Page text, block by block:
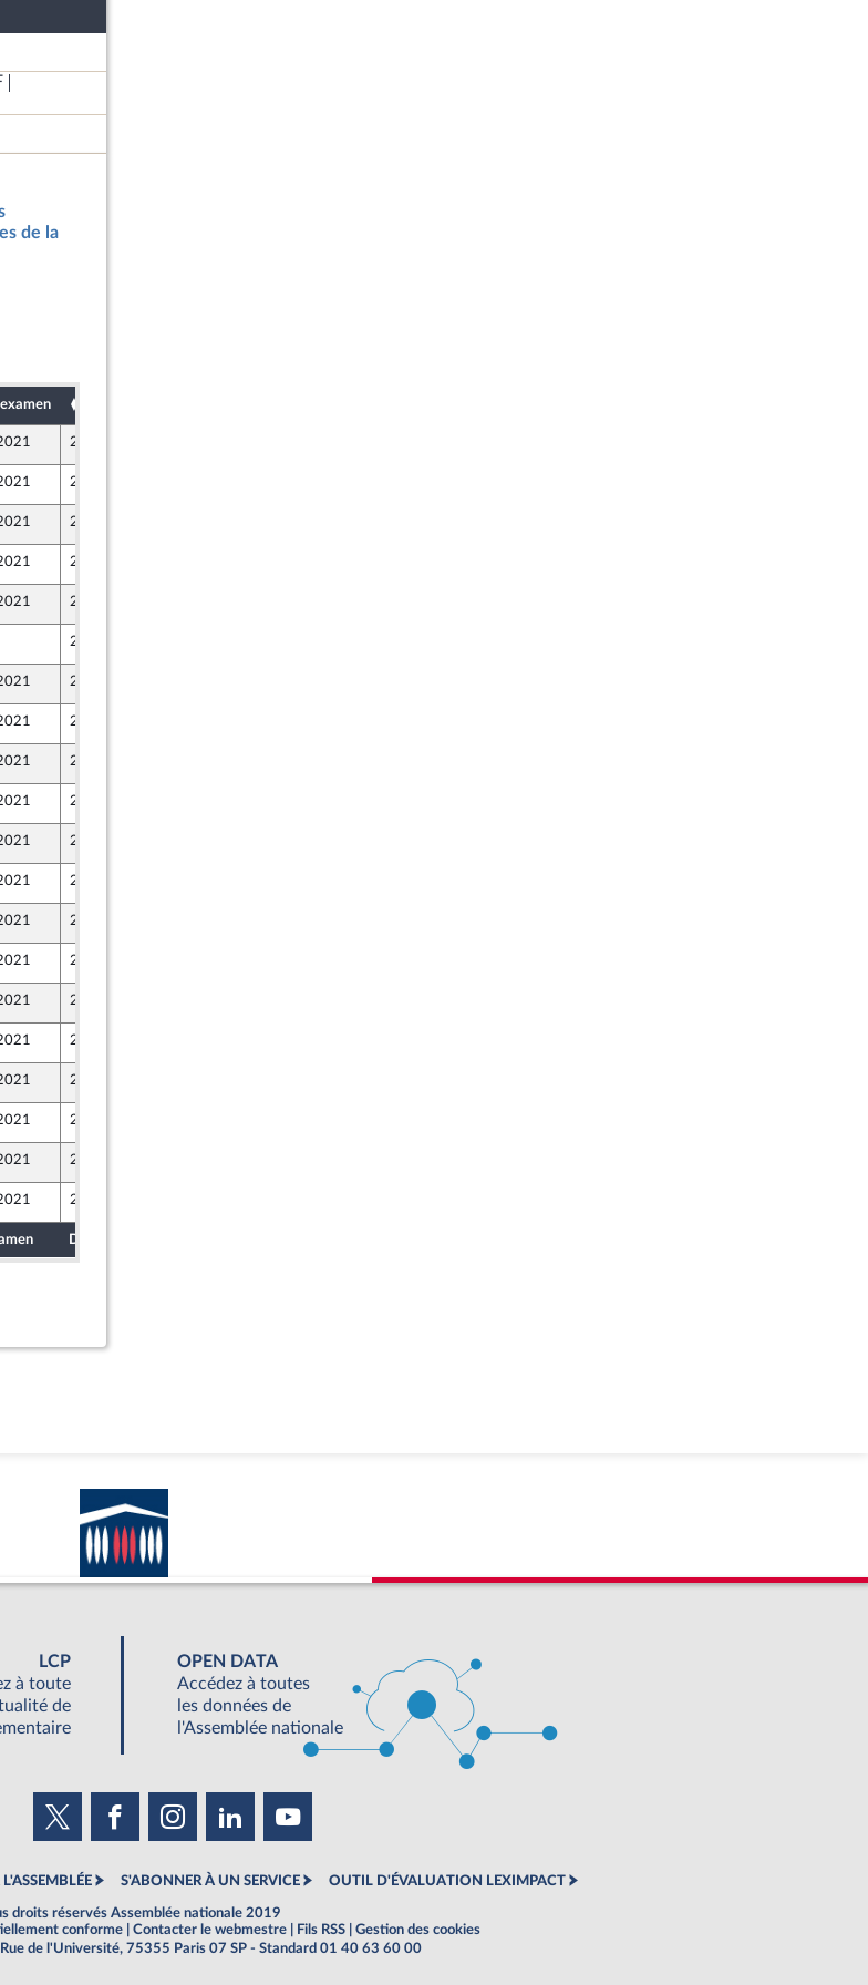
de la
27 janvier 2021
27 janvier 2021
28 janvier 2021
28 janvier 2021
28 janvier 2021
27 janvier 2021
26 janvier 2021
28 janvier 2021
28 janvier 2021
27 janvier 2021
27 janvier 2021
28 janvier 2021
27 janvier 2021
28 janvier 2021
28 janvier 2021
27 janvier 2021
26 janvier 2021
27 janvier 2021
27 janvier 2021
28 janvier 2021
Date de dépôt
LCP
à toute
de
OPEN DATA
Accédez à toutes
les données de
l'Assemblée nationale
S'ABONNER À UN SERVICE OUTIL D'ÉVALUATION LEXIMPACT
droits réservés Assemblée nationale 2019
conforme Contacter le webmestre Fils RSS
Gestion des cookies
de l'Université, 75355 Paris 07 SP - Standard 01 40 63 60 00